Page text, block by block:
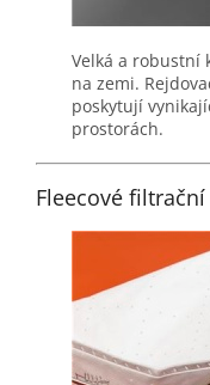
Velká a robustní
na zemi.
poskytují
prostorách.
Fleecové filtrační